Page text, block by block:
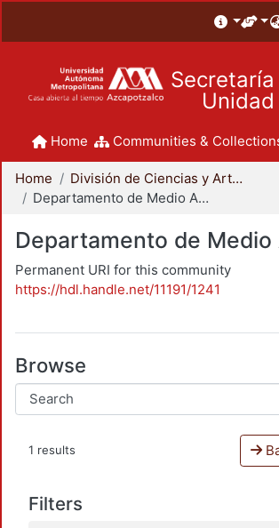
Unidad
Home Communities &
Home
División de Ciencias y Artes para el Diseño
Departamento de Medio Ambiente
Departamento de Medio
Permanent URI for this community
https://hdl.handle.net/11191/1241
Browse
1 results
Filters